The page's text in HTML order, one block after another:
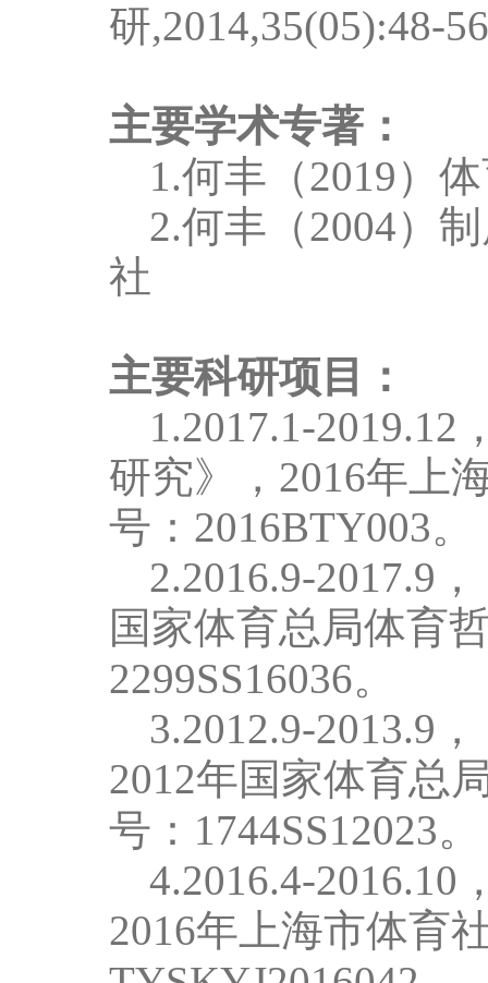
研,2014,35(05):48-
主要学术专著：
1.何丰（2019）
2.何丰（2004）
社
主要科研项目：
1.2017.1-2019.12
研究》， 2016年上
号： 2016BTY003。
2.2016.9-2017.9
国家体育总局体育
2299SS16036。
3.2012.9-2013.9
2012年国家体育总
号： 1744SS12023。
4.2016.4-2016.10
2016年上海市体育